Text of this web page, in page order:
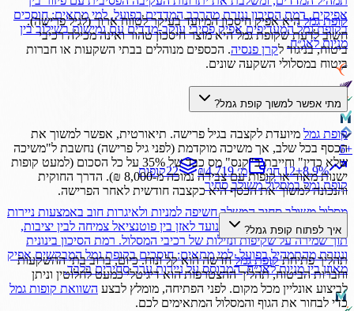
אפיקים. רמת הסיכון נגזרת מהרכב המדדים בפועל. למי מתאים: חוסכים
בקופת גמל המעדיפים אפיק פסיבי עוקב-מדדים עם גמישות בשילוב בין
מניות לאג״ח.
+
6
+8.9% 12 חו׳ ₪4,719 מ׳ 22קופות
קופת גמלבמסלולמשולב סחיר
מסלול משולב סחיר המשלב חשיפה למניות ולאיגרות חוב באמצעות ניירות
ערך סחירים בלבד. השילוב נועד לאזן בין פוטנציאל צמיחה לבין יציבות,
תוך שמירה על שקיפות ונזילות של רכיבי המסלול. רמת הסיכון בינונית
ונגזרת מהתמהיל בפועל. למי מתאים: חוסכים בקופת גמל המבקשים אפיק
מאוזן בין מניות לאג״ח, המבוסס על ניירות ערך סחירים בלבד.
קופת גמלהיא אפיק חיסכון המיועד בעיקר לטווח ארוך (לגיל פרישה).
חשוב לדעת שקופת גמל היא מוצר חיסכון טהור ואינה מכילה רכיבי
ביטוח, בניגוד לקרן פנסיה. הכספים מנוהלים בבתי השקעות או חברות
ביטוח במסלולי השקעה שונים.
מתי אפשר למשוך קופת גמל?
קופת גמל מיועדת לקצבה בגיל פרישה. תיאורטית, אפשר למשוך את
הכסף בכל שלב, אך משיכה מוקדמת (לפני גיל פרישה) נחשבת ל"משיכה
שלא כדין" וחייבת ב"קנס" מס כבד של 35% על כל הסכום (למעט קופות
ישנות מאוד או קופות עם צבירה נמוכה מ-8,000 ₪). הדרך החוקית
והנכונה למשוך את הכסף היא כקצבה חודשית לאחר הפרישה.
איך לפתוח קופת גמל?
תהליך פתיחתקופת גמלחדשה הוא קל ונוח. כיום, ברוב בתי ההשקעות
וחברות הביטוח, תהליך ההצטרפות הוא דיגיטלי כמעט לחלוטין וניתן
לביצוע אונליין מכל מקום. לפני הפתיחה, מומלץ לבצע השוואת קופות גמל
כדי לבחור את הגוף והמסלול המתאימים לכם.